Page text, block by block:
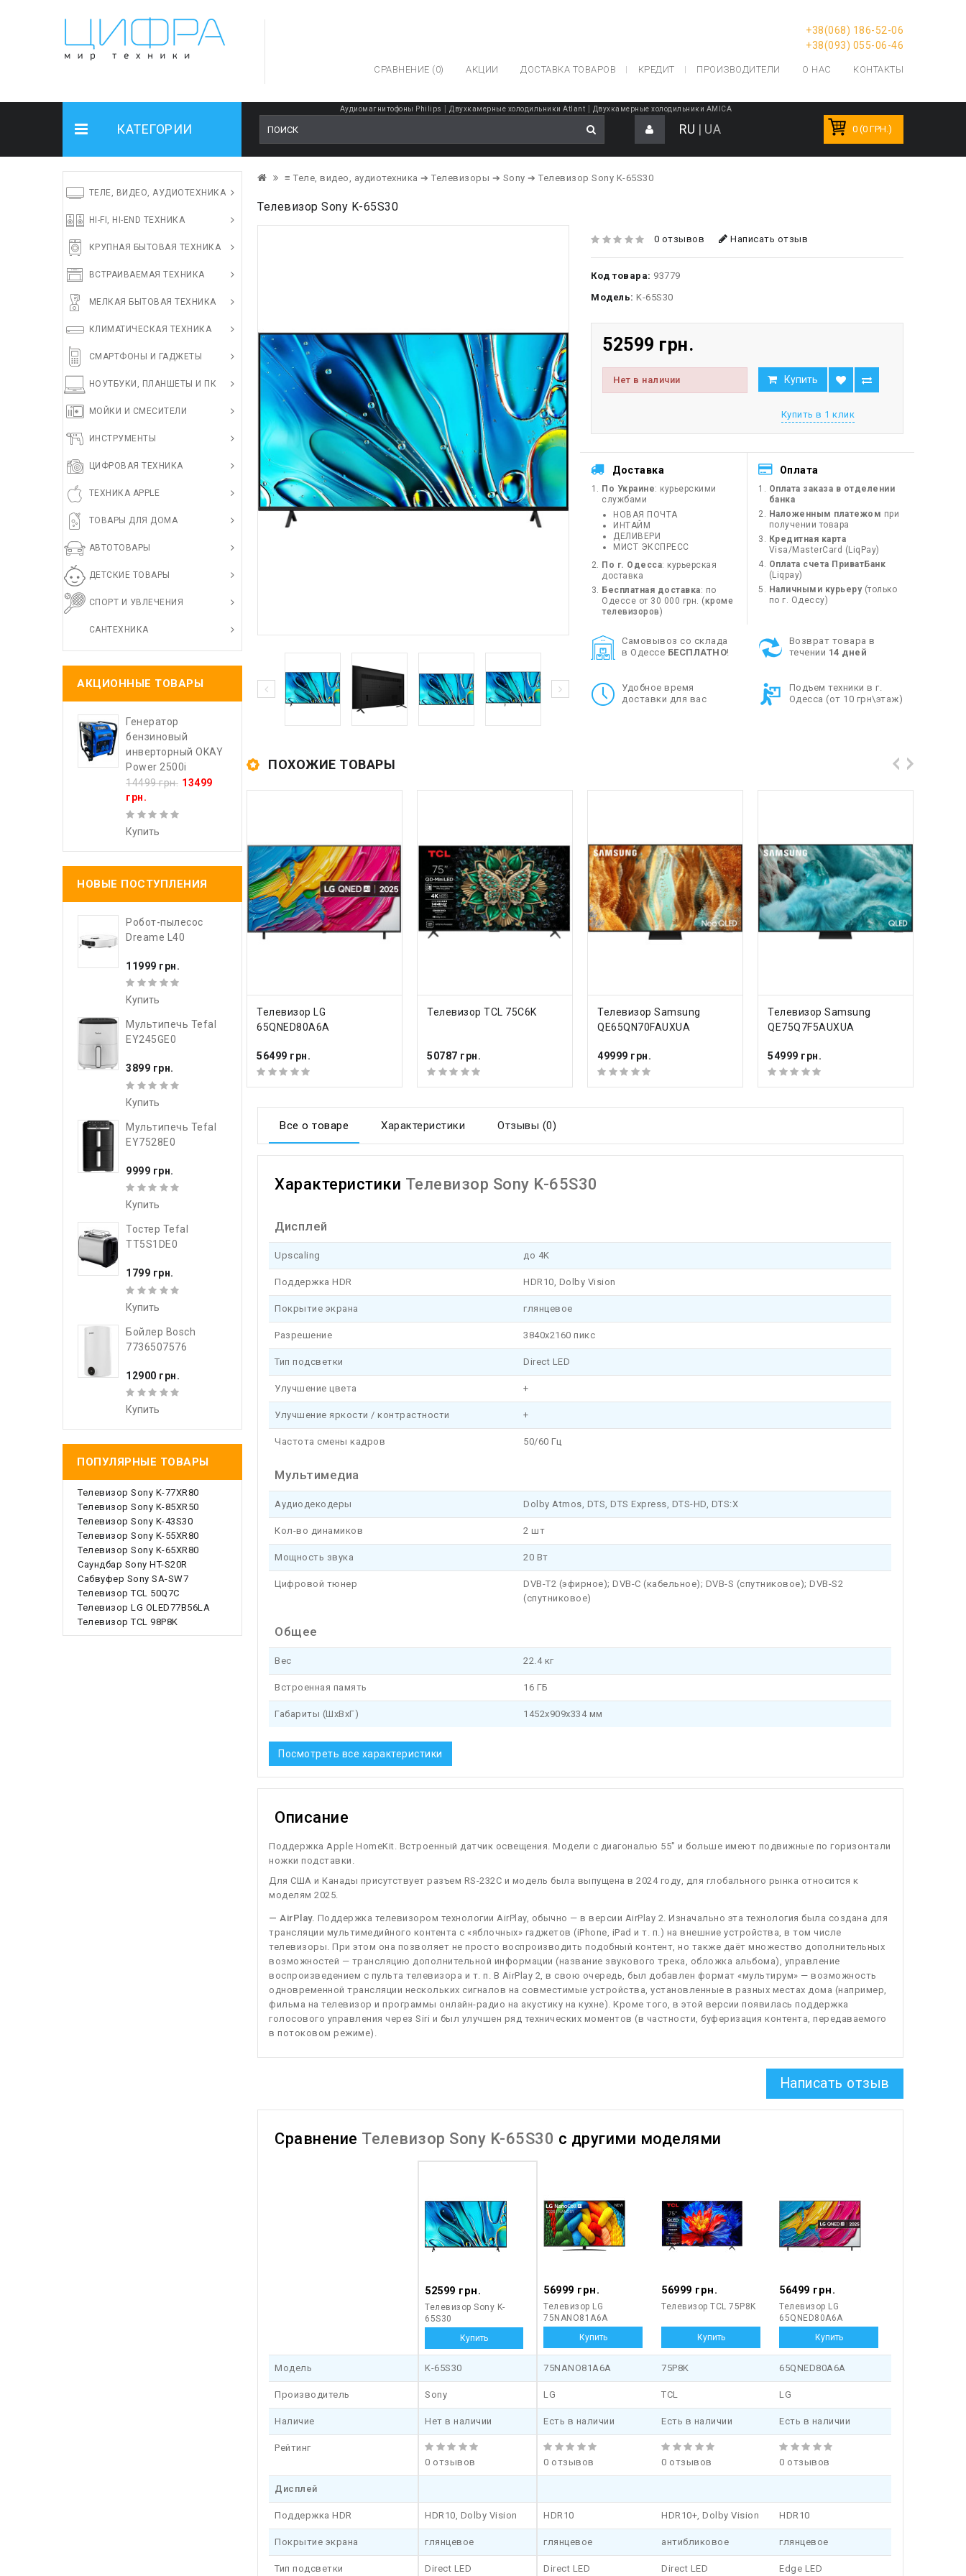
+38(068) 186-52-06
+38(093) 055-06-46
СРАВНЕНИЕ (0) АКЦИИ ДОСТАВКА ТОВАРОВ КРЕДИТ ПРОИЗВОДИТЕЛИ О НАС КОНТАКТЫ
КАТЕГОРИИ
Аудиомагнитофоны Philips Двухкамерные холодильники Atlant Двухкамерные холодильники AMICA
RU | UA 0 (0 ГРН.)
ТЕЛЕ, ВИДЕО, АУДИОТЕХНИКА
HI-FI, HI-END ТЕХНИКА
КРУПНАЯ БЫТОВАЯ ТЕХНИКА
ВСТРАИВАЕМАЯ ТЕХНИКА
МЕЛКАЯ БЫТОВАЯ ТЕХНИКА
КЛИМАТИЧЕСКАЯ ТЕХНИКА
СМАРТФОНЫ И ГАДЖЕТЫ
НОУТБУКИ, ПЛАНШЕТЫ И ПК
МОЙКИ И СМЕСИТЕЛИ
ИНСТРУМЕНТЫ
ЦИФРОВАЯ ТЕХНИКА
ТЕХНИКА APPLE
ТОВАРЫ ДЛЯ ДОМА
АВТОТОВАРЫ
ДЕТСКИЕ ТОВАРЫ
СПОРТ И УВЛЕЧЕНИЯ
САНТЕХНИКА
АКЦИОННЫЕ ТОВАРЫ
Генератор
бензиновый
инверторный OKAY
Power 2500i
14499 грн. 13499
грн.
Купить
НОВЫЕ ПОСТУПЛЕНИЯ
Робот-пылесос
Dreame L40
11999 грн.
Купить
Мультипечь Tefal
EY245GE0
3899 грн.
Купить
Мультипечь Tefal
EY7528E0
9999 грн.
Купить
Тостер Tefal
TT5S1DE0
1799 грн.
Купить
Бойлер Bosch
7736507576
12900 грн.
Купить
ПОПУЛЯРНЫЕ ТОВАРЫ
Телевизор Sony K-77XR80
Телевизор Sony K-85XR50
Телевизор Sony K-43S30
Телевизор Sony K-55XR80
Телевизор Sony K-65XR80
Саундбар Sony HT-S20R
Сабвуфер Sony SA-SW7
Телевизор TCL 50Q7C
Телевизор LG OLED77B56LA
Телевизор TCL 98P8K
≡ Теле, видео, аудиотехника ➔ Телевизоры ➔ Sony ➔ Телевизор Sony K-65S30
Телевизор Sony K-65S30
0 отзывов Написать отзыв
Код товара: 93779
Модель: K-65S30
52599 грн.
Нет в наличии Купить
Купить в 1 клик
Доставка
По Украине: курьерскими
службами
НОВАЯ ПОЧТА
ИНТАЙМ
ДЕЛИВЕРИ
МИСТ ЭКСПРЕСС
По г. Одесса: курьерская
доставка
Бесплатная доставка: по
Одессе от 30 000 грн. (кроме
телевизоров)
Оплата
Оплата заказа в отделении
банка
Наложенным платежом при
получении товара
Кредитная карта
Visa/MasterCard (LiqPay)
Оплата счета ПриватБанк
(Liqpay)
Наличными курьеру(только
по г. Одессу)
Cамовывоз со склада
в Одессе БЕСПЛАТНО!
Возврат товара в
течении 14 дней
Удобное время
доставки для вас
Подъем техники в г.
Одесса (от 10 грн\этаж)
ПОХОЖИЕ ТОВАРЫ
КУПИТЬ
Телевизор LG
65QNED80A6A
56499 грн.
КУПИТЬ
Телевизор TCL 75C6K
50787 грн.
КУПИТЬ
Телевизор Samsung
QE65QN70FAUXUA
49999 грн.
КУПИТЬ
Телевизор Samsung
QE75Q7F5AUXUA
54999 грн.
Все о товаре Характеристики Отзывы (0)
Характеристики Телевизор Sony K-65S30
Дисплей
Upscaling до 4K
Поддержка HDR HDR10, Dolby Vision
Покрытие экрана глянцевое
Разрешение 3840x2160 пикс
Тип подсветки Direct LED
Улучшение цвета +
Улучшение яркости / контрастности +
Частота смены кадров 50/60 Гц
Мультимедиа
Аудиодекодеры Dolby Atmos, DTS, DTS Express, DTS-HD, DTS:X
Кол-во динамиков 2 шт
Мощность звука 20 Вт
Цифровой тюнер
DVB-T2 (эфирное); DVB-C (кабельное); DVB-S (спутниковое); DVB-S2
(спутниковое)
Общее
Вес 22.4 кг
Встроенная память 16 ГБ
Габариты (ШхВхГ) 1452x909x334 мм
Посмотреть все характеристики
Описание
Поддержка Apple HomeKit. Встроенный датчик освещения. Модели с диагональю 55" и больше имеют подвижные по горизонтали
ножки подставки.
Для США и Канады присутствует разъем RS-232C и модель была выпущена в 2024 году, для глобального рынка относится к
моделям 2025.
— AirPlay. Поддержка телевизором технологии AirPlay, обычно — в версии AirPlay 2. Изначально эта технология была создана для
трансляции мультимедийного контента с «яблочных» гаджетов (iPhone, iPad и т. п.) на внешние устройства, в том числе
телевизоры. При этом она позволяет не просто воспроизводить подобный контент, но также даёт множество дополнительных
возможностей — трансляцию дополнительной информации (название звукового трека, обложка альбома), управление
воспроизведением с пульта телевизора и т. п. В AirPlay 2, в свою очередь, был добавлен формат «мультирум» — возможность
одновременной трансляции нескольких сигналов на совместимые устройства, установленные в разных местах дома (например,
фильма на телевизор и программы онлайн-радио на акустику на кухне). Кроме того, в этой версии появилась поддержка
голосового управления через Siri и был улучшен ряд технических моментов (в частности, буферизация контента, передаваемого
в потоковом режиме).
Написать отзыв
Сравнение Телевизор Sony K-65S30 с другими моделями
52599 грн.
Телевизор Sony K-
65S30
56999 грн.
Телевизор LG
75NANO81A6A
56999 грн.
Телевизор TCL 75P8K
56499 грн.
Телевизор LG
65QNED80A6A
Модель K-65S30 75NANO81A6A 75P8K 65QNED80A6A
Производитель Sony LG TCL LG
Наличие Нет в наличии Есть в наличии Есть в наличии Есть в наличии
Рейтинг
0 отзывов
0 отзывов 0 отзывов 0 отзывов
Дисплей
Поддержка HDR HDR10, Dolby Vision HDR10 HDR10+, Dolby Vision HDR10
Покрытие экрана глянцевое глянцевое антибликовое глянцевое
Тип подсветки Direct LED Direct LED Direct LED Edge LED